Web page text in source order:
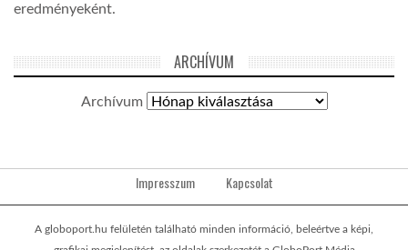
eredményeként.
ARCHÍVUM
Archívum
Impresszum Kapcsolat
A globoport.hu felületén található minden információ, beleértve a képi,